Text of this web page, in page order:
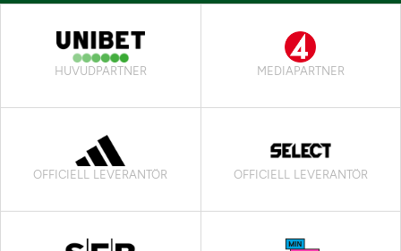
HUVUDPARTNER MEDIAPARTNER
OFFICIELL LEVERANTÖR OFFICIELL LEVERANTÖR